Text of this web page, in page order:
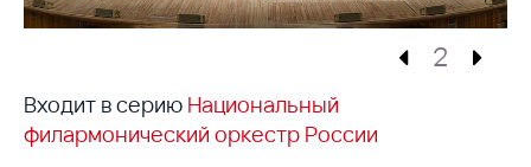
2
Входит в серию Национальный
филармонический оркестр России